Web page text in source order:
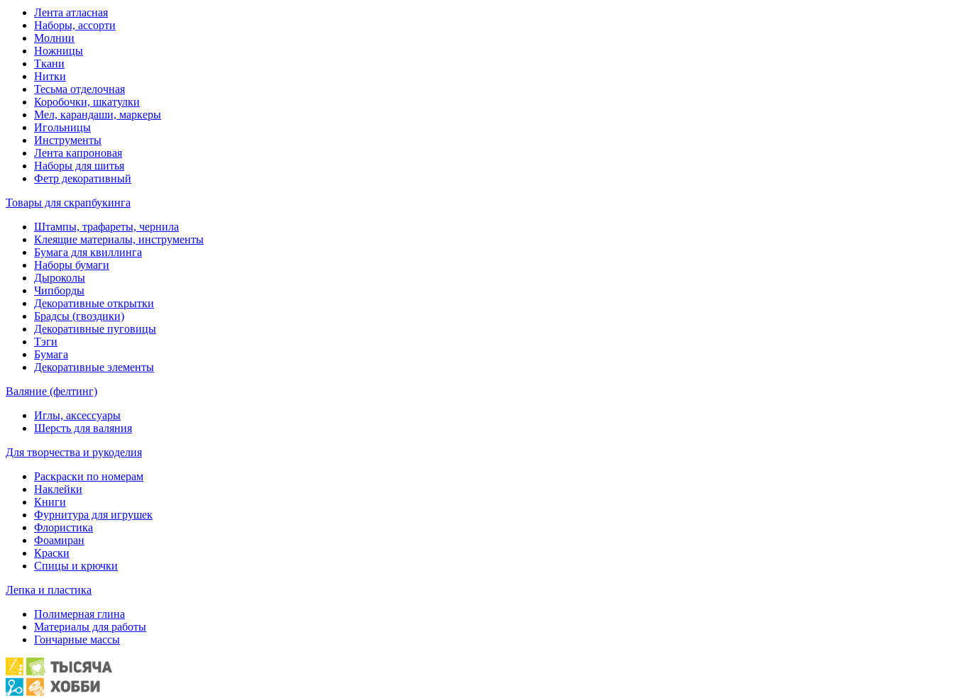
Лента атласная
Наборы, ассорти
Молнии
Ножницы
Ткани
Нитки
Тесьма отделочная
Коробочки, шкатулки
Мел, карандаши, маркеры
Игольницы
Инструменты
Лента капроновая
Наборы для шитья
Фетр декоративный
Товары для скрапбукинга
Штампы, трафареты, чернила
Клеящие материалы, инструменты
Бумага для квиллинга
Наборы бумаги
Дыроколы
Чипборды
Декоративные открытки
Брадсы (гвоздики)
Декоративные пуговицы
Тэги
Бумага
Декоративные элементы
Валяние (фелтинг)
Иглы, аксессуары
Шерсть для валяния
Для творчества и рукоделия
Раскраски по номерам
Наклейки
Книги
Фурнитура для игрушек
Флористика
Фоамиран
Краски
Спицы и крючки
Лепка и пластика
Полимерная глина
Материалы для работы
Гончарные массы